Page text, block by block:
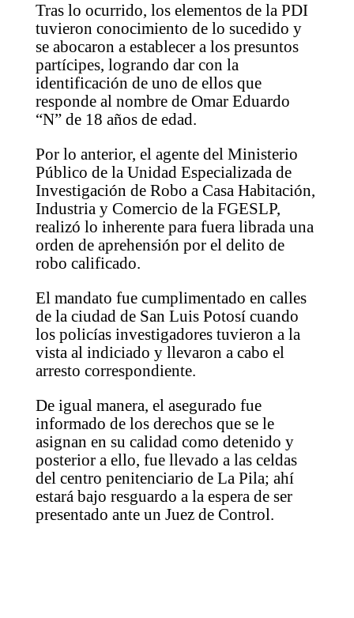
Tras lo ocurrido, los elementos de la PDI
tuvieron conocimiento de lo sucedido y
se abocaron a establecer a los presuntos
partícipes, logrando dar con la
identificación de uno de ellos que
responde al nombre de Omar Eduardo
“N” de 18 años de edad.
Por lo anterior, el agente del Ministerio
Público de la Unidad Especializada de
Investigación de Robo a Casa Habitación,
Industria y Comercio de la FGESLP,
realizó lo inherente para fuera librada una
orden de aprehensión por el delito de
robo calificado.
El mandato fue cumplimentado en calles
de la ciudad de San Luis Potosí cuando
los policías investigadores tuvieron a la
vista al indiciado y llevaron a cabo el
arresto correspondiente.
De igual manera, el asegurado fue
informado de los derechos que se le
asignan en su calidad como detenido y
posterior a ello, fue llevado a las celdas
del centro penitenciario de La Pila; ahí
estará bajo resguardo a la espera de ser
presentado ante un Juez de Control.